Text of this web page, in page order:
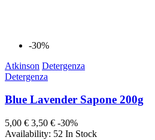
-30%
Atkinson Detergenza
Detergenza
Blue Lavender Sapone 200g
5,00 € 3,50 € -30%
Availability: 52 In Stock